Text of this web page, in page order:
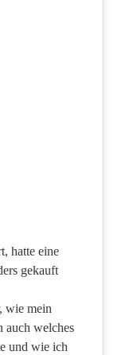
hatte eine
gekauft
wie mein
auch welches
und wie ich